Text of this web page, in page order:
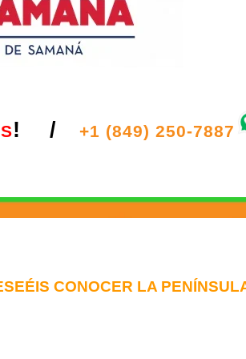
! /
+1 (849) 250-7887
CONOCER LA